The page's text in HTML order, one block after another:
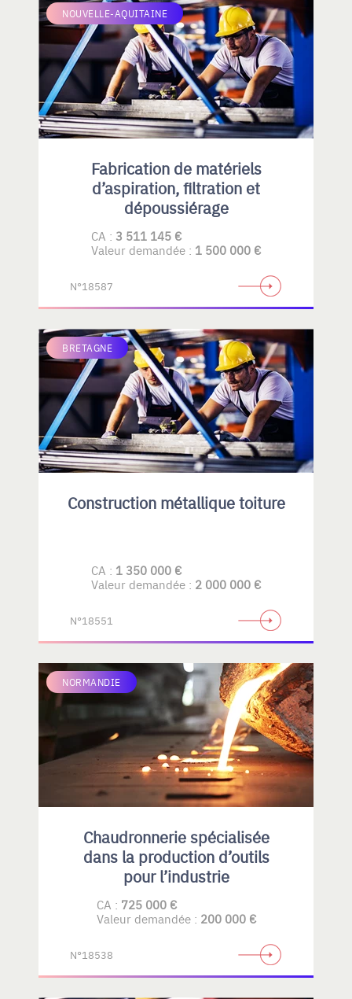
NOUVELLE-AQUITAINE
Fabrication de matériels
d’aspiration, filtration et
dépoussiérage
CA : 3 511 145 €
Valeur demandée : 1 500 000 €
N°18587
BRETAGNE
Construction métallique toiture
CA : 1 350 000 €
Valeur demandée : 2 000 000 €
N°18551
NORMANDIE
Chaudronnerie spécialisée
dans la production d’outils
pour l’industrie
CA : 725 000 €
Valeur demandée : 200 000 €
N°18538